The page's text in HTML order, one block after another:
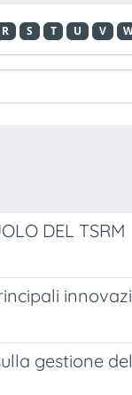
R S T U V
DEL TSRM
gestione